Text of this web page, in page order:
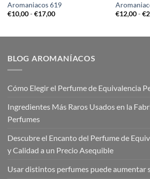
Aromaniacos 619
€10,00 - €17,00Rango
€10,00
€12,00 - €
BLOG AROMANÍACOS
Cómo Elegir el Perfume de Equivalencia
Ingredientes Más Raros Usados en la
Perfumes
Descubre el Encanto del Perfume de
y Calidad a un Precio Asequible
Usar distintos perfumes puede aumentar